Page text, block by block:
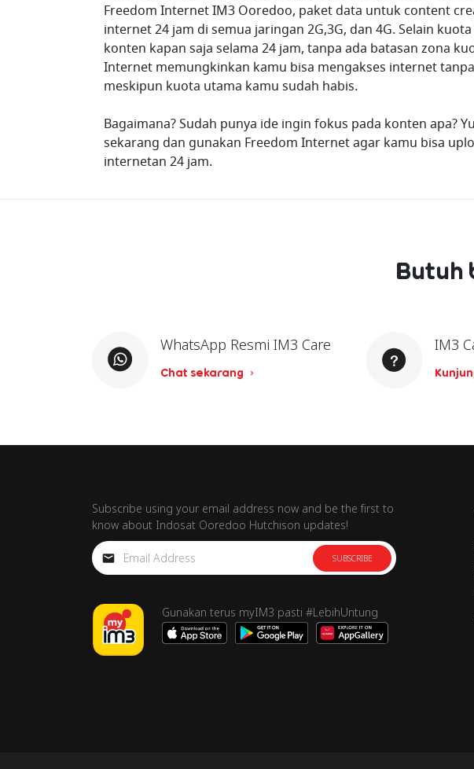
Freedom Internet IM3 Ooredoo, paket data untuk content
internet 24 jam di semua jaringan 2G,3G, dan 4G. Selain
konten kapan saja selama 24 jam, tanpa ada batasan zona
Internet memungkinkan kamu bisa mengakses internet
meskipun kuota utama kamu sudah habis.
Bagaimana? Sudah punya ide ingin fokus pada konten apa?
sekarang dan gunakan Freedom Internet agar kamu bisa
internetan 24 jam.
Butuh
WhatsApp Resmi IM3 Care
Chat sekarang
IM3
Subscribe using your email address now and be the first to
know about Indosat Ooredoo Hutchison updates!
SUBSCRIBE
Gunakan terus myIM3 pasti #LebihUntung